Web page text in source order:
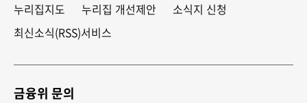
누리집지도
누리집 개선제안
소식지 신청
최신소식(RSS)서비스
금융위 문의